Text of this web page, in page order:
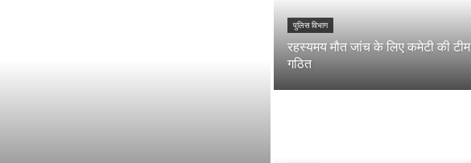
पुलिस विभाग
रहस्यमय मौत जांच के लिए कमेटी की टीम
गठित